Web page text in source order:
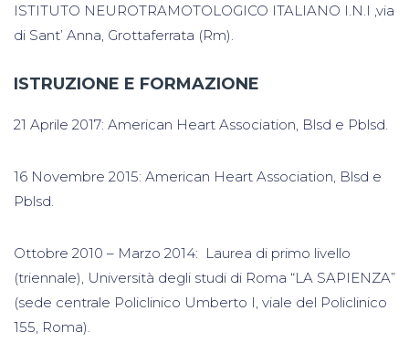
ISTITUTO NEUROTRAMOTOLOGICO ITALIANO I.N.I ,via
di Sant’ Anna, Grottaferrata (Rm).
ISTRUZIONE E FORMAZIONE
21 Aprile 2017: American Heart Association, Blsd e Pblsd.
16 Novembre 2015: American Heart Association, Blsd e
Pblsd.
Ottobre 2010 – Marzo 2014: Laurea di primo livello
(triennale), Università degli studi di Roma “LA SAPIENZA”
(sede centrale Policlinico Umberto I, viale del Policlinico
155, Roma).